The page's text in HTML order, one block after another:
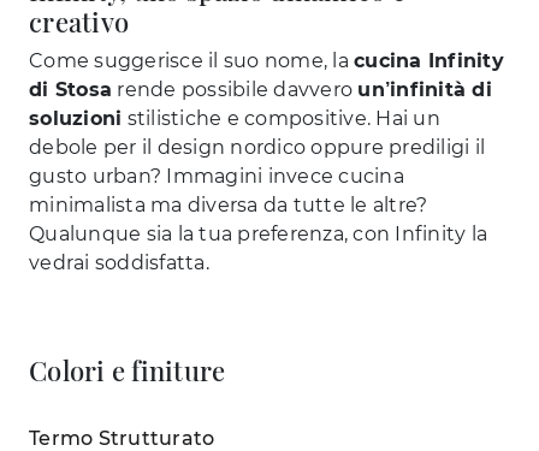
creativo
Come suggerisce il suo nome, la cucina Infinity
di Stosa rende possibile davvero un’infinità di
soluzioni stilistiche e compositive. Hai un
debole per il design nordico oppure prediligi il
gusto urban? Immagini invece cucina
minimalista ma diversa da tutte le altre?
Qualunque sia la tua preferenza, con Infinity la
vedrai soddisfatta.
Colori e finiture
Termo Strutturato